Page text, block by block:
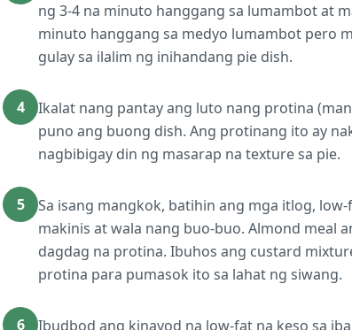
ng 3-4 na minuto hanggang sa lumambot at
minuto hanggang sa medyo lumambot pero
gulay sa ilalim ng inihandang pie dish.
4
Ikalat nang pantay ang luto nang protina
puno ang buong dish. Ang protinang ito ay
nagbibigay din ng masarap na texture sa pie.
5
Sa isang mangkok, batihin ang mga itlog,
makinis at wala nang buo-buo. Almond meal
dagdag na protina. Ibuhos ang custard
protina para pumasok ito sa lahat ng siwang.
6 Ibudbod ang kinayod na low-fat na keso sa